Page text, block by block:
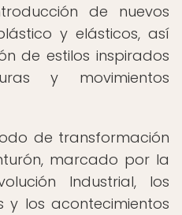
de nuevos
y elásticos, así
de estilos inspirados
y movimientos
de transformación
marcado por la
Industrial, los
y los acontecimientos